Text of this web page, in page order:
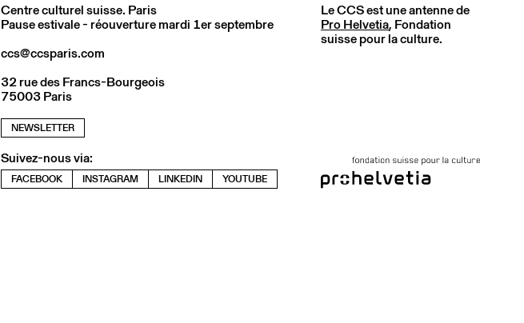
Centre culturel suisse. Paris
Pause estivale - réouverture mardi 1er septembre
ccs@ccsparis.com
32 rue des Francs-Bourgeois
75003 Paris
NEWSLETTER
Suivez-nous via:
FACEBOOK INSTAGRAM LINKEDIN YOUTUBE
Le CCS est une antenne de
Pro Helvetia, Fondation
suisse pour la culture.